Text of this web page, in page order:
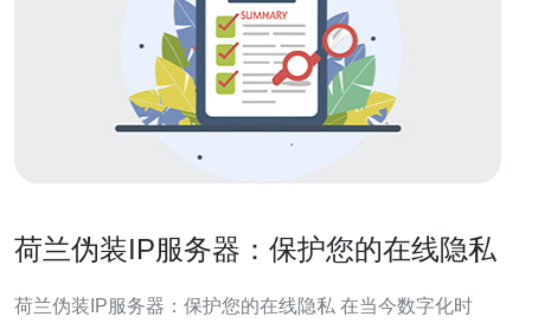
荷兰伪装IP服务器：保护您的在线隐私
荷兰伪装IP服务器：保护您的在线隐私 在当今数字化时